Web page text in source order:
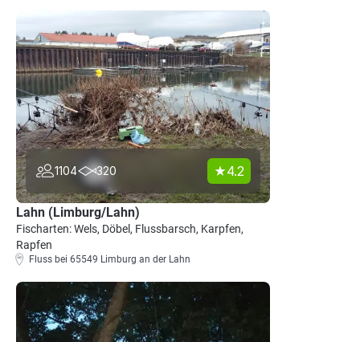
1104 320 4.2
Lahn (Limburg/Lahn)
Fischarten: Wels, Döbel, Flussbarsch, Karpfen,
Rapfen
Fluss bei 65549 Limburg an der Lahn